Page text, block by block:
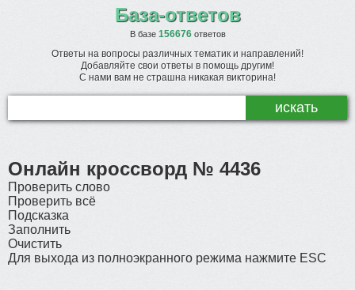
База-ответов
В базе 156676ответов
Ответы на вопросы различных тематик и направлений!
Добавляйте свои ответы в помощь другим!
С нами вам не страшна никакая викторина!
Онлайн кроссворд № 4436
Проверить слово
Проверить всё
Подсказка
Заполнить
Очистить
Для выхода из полноэкранного режима нажмите ESC